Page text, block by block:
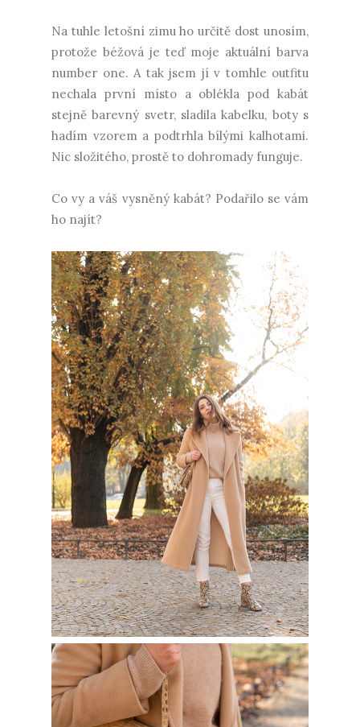
Na tuhle letošní zimu ho určitě dost unosím,
protože béžová je teď moje aktuální barva
number one. A tak jsem jí v tomhle outfitu
nechala první místo a oblékla pod kabát
stejně barevný svetr, sladila kabelku, boty s
hadím vzorem a podtrhla bílými kalhotami.
Nic složitého, prostě to dohromady funguje.
Co vy a váš vysněný kabát? Podařilo se vám
ho najít?